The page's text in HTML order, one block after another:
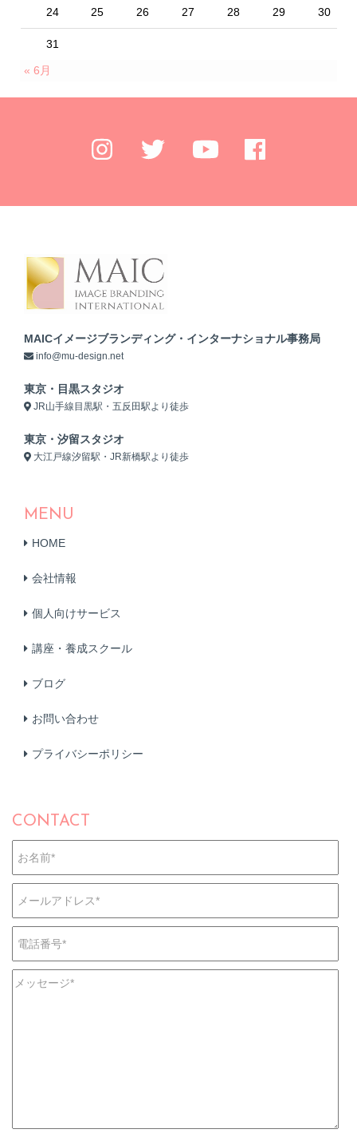
24 25 26 27 28 29 30
31
« 6月
MAICイメージブランディング・インターナショナル事務局
info@mu-design.net
東京・目黒スタジオ
JR山手線目黒駅・五反田駅より徒歩
東京・汐留スタジオ
大江戸線汐留駅・JR新橋駅より徒歩
MENU
HOME
会社情報
個人向けサービス
講座・養成スクール
ブログ
お問い合わせ
プライバシーポリシー
CONTACT